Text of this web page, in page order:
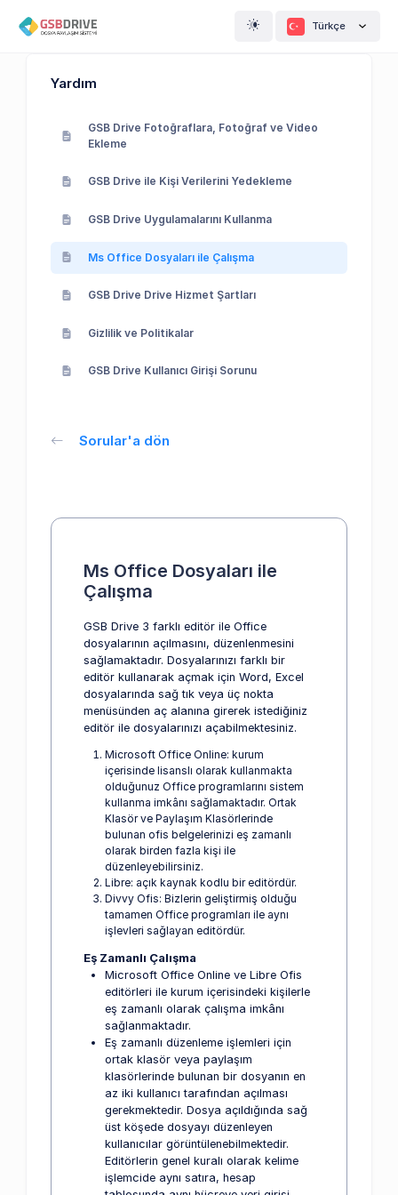
Türkçe
Yardım
GSB Drive Fotoğraflara, Fotoğraf ve Video
Ekleme
GSB Drive ile Kişi Verilerini Yedekleme
GSB Drive Uygulamalarını Kullanma
Ms Office Dosyaları ile Çalışma
GSB Drive Drive Hizmet Şartları
Gizlilik ve Politikalar
GSB Drive Kullanıcı Girişi Sorunu
Sorular'a dön
Ms Office Dosyaları ile
Çalışma
GSB Drive 3 farklı editör ile Office
dosyalarının açılmasını, düzenlenmesini
sağlamaktadır. Dosyalarınızı farklı bir
editör kullanarak açmak için Word, Excel
dosyalarında sağ tık veya üç nokta
menüsünden aç alanına girerek istediğiniz
editör ile dosyalarınızı açabilmektesiniz.
Microsoft Office Online: kurum
içerisinde lisanslı olarak kullanmakta
olduğunuz Office programlarını sistem
kullanma imkânı sağlamaktadır. Ortak
Klasör ve Paylaşım Klasörlerinde
bulunan ofis belgelerinizi eş zamanlı
olarak birden fazla kişi ile
düzenleyebilirsiniz.
Libre: açık kaynak kodlu bir editördür.
Divvy Ofis: Bizlerin geliştirmiş olduğu
tamamen Office programları ile aynı
işlevleri sağlayan editördür.
Eş Zamanlı Çalışma
Microsoft Office Online ve Libre Ofis
editörleri ile kurum içerisindeki kişilerle
eş zamanlı olarak çalışma imkânı
sağlanmaktadır.
Eş zamanlı düzenleme işlemleri için
ortak klasör veya paylaşım
klasörlerinde bulunan bir dosyanın en
az iki kullanıcı tarafından açılması
gerekmektedir. Dosya açıldığında sağ
üst köşede dosyayı düzenleyen
kullanıcılar görüntülenebilmektedir.
Editörlerin genel kuralı olarak kelime
işlemcide aynı satıra, hesap